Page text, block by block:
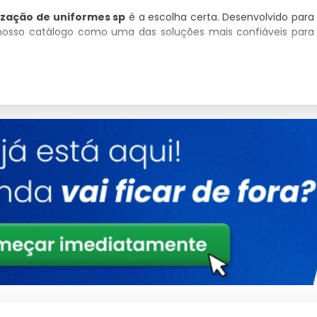
de uniformes sp é a escolha certa. Desenvolvido para
catálogo como uma das soluções mais confiáveis para
Detalhes
Validado sob rigorosos testes de qualidade
Design versátil para múltiplos cenários
Consultoria Especializada
técnicas.